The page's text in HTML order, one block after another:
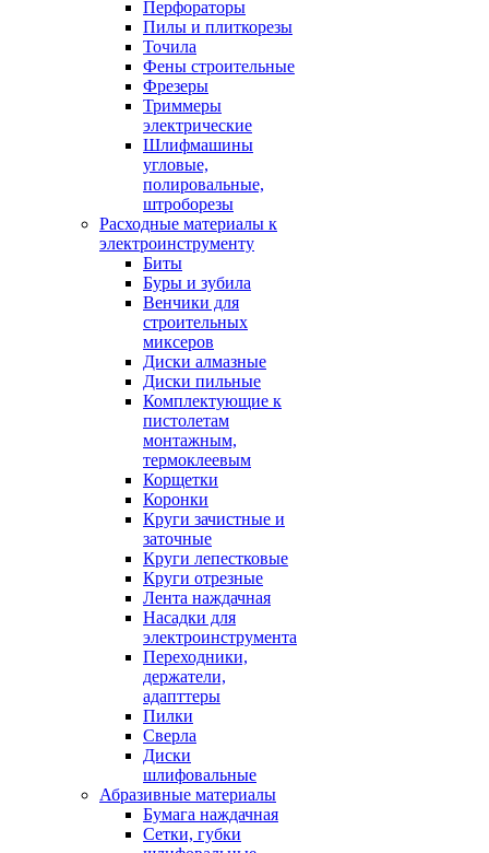
Перфораторы
Пилы и плиткорезы
Точила
Фены строительные
Фрезеры
Триммеры
электрические
Шлифмашины
угловые,
полировальные,
штроборезы
Расходные материалы к
электроинструменту
Биты
Буры и зубила
Венчики для
строительных
миксеров
Диски алмазные
Диски пильные
Комплектующие к
пистолетам
монтажным,
термоклеевым
Корщетки
Коронки
Круги зачистные и
заточные
Круги лепестковые
Круги отрезные
Лента наждачная
Насадки для
электроинструмента
Переходники,
держатели,
адапттеры
Пилки
Сверла
Диски
шлифовальные
Абразивные материалы
Бумага наждачная
Сетки, губки